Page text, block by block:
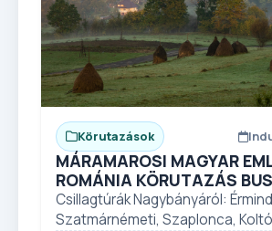
Körutazások
MÁRAMAROSI MAGYAR
ROMÁNIA KÖRUTAZÁS
Csillagtúrák Nagybányáról:
Szatmárnémeti, Szaplonca,